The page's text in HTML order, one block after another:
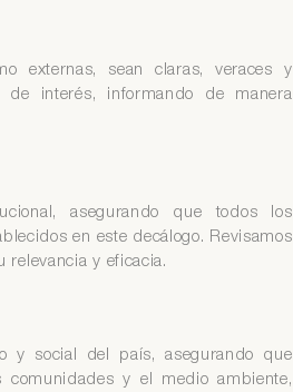
externas, sean claras, veraces y
de interés, informando de manera
asegurando que todos los
en este decálogo. Revisamos
relevancia y eficacia.
y social del país, asegurando que
y el medio ambiente,